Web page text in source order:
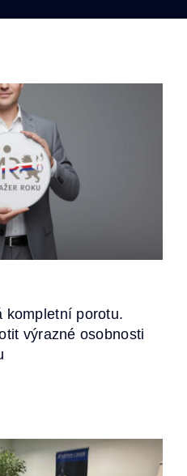
kompletní porotu.
výrazné osobnosti